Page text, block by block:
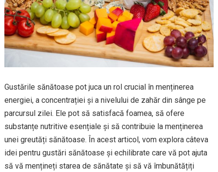
Gustările sănătoase pot juca un rol crucial în menținerea
energiei, a concentrației și a nivelului de zahăr din sânge pe
parcursul zilei. Ele pot să satisfacă foamea, să ofere
substanțe nutritive esențiale și să contribuie la menținerea
unei greutăți sănătoase. În acest articol, vom explora câteva
idei pentru gustări sănătoase și echilibrate care vă pot ajuta
să vă mențineți starea de sănătate și să vă îmbunătățiți